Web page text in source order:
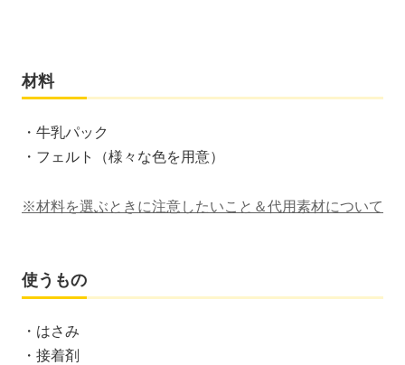
材料
・牛乳パック
・フェルト（様々な色を用意）
※材料を選ぶときに注意したいこと＆代用素材について
使うもの
・はさみ
・接着剤